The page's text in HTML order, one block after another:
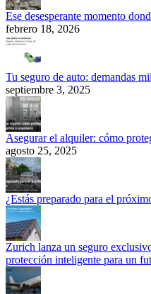
Ese desesperante momento
febrero 18, 2026
Tu seguro de auto: demandas
septiembre 3, 2025
Asegurar el alquiler: cómo
agosto 25, 2025
¿Estás preparado para el
Zurich lanza un seguro
protección inteligente para un